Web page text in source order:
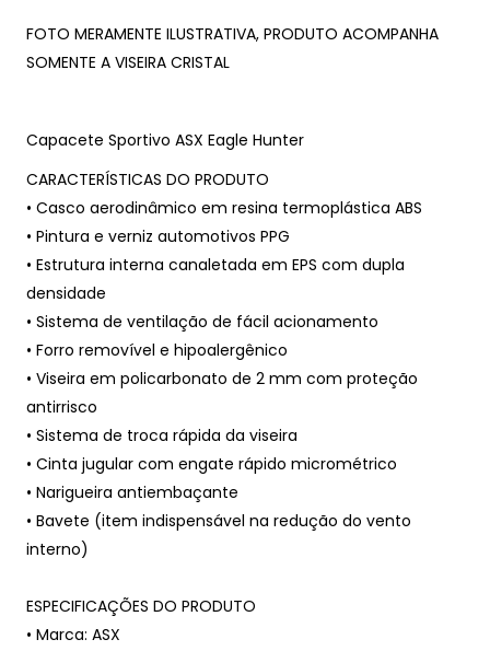
FOTO MERAMENTE ILUSTRATIVA, PRODUTO ACOMPANHA
SOMENTE A VISEIRA CRISTAL
Capacete Sportivo ASX Eagle Hunter
CARACTERÍSTICAS DO PRODUTO
• Casco aerodinâmico em resina termoplástica ABS
• Pintura e verniz automotivos PPG
• Estrutura interna canaletada em EPS com dupla
densidade
• Sistema de ventilação de fácil acionamento
• Forro removível e hipoalergênico
• Viseira em policarbonato de 2 mm com proteção
antirrisco
• Sistema de troca rápida da viseira
• Cinta jugular com engate rápido micrométrico
• Narigueira antiembaçante
• Bavete (item indispensável na redução do vento
interno)
ESPECIFICAÇÕES DO PRODUTO
• Marca: ASX